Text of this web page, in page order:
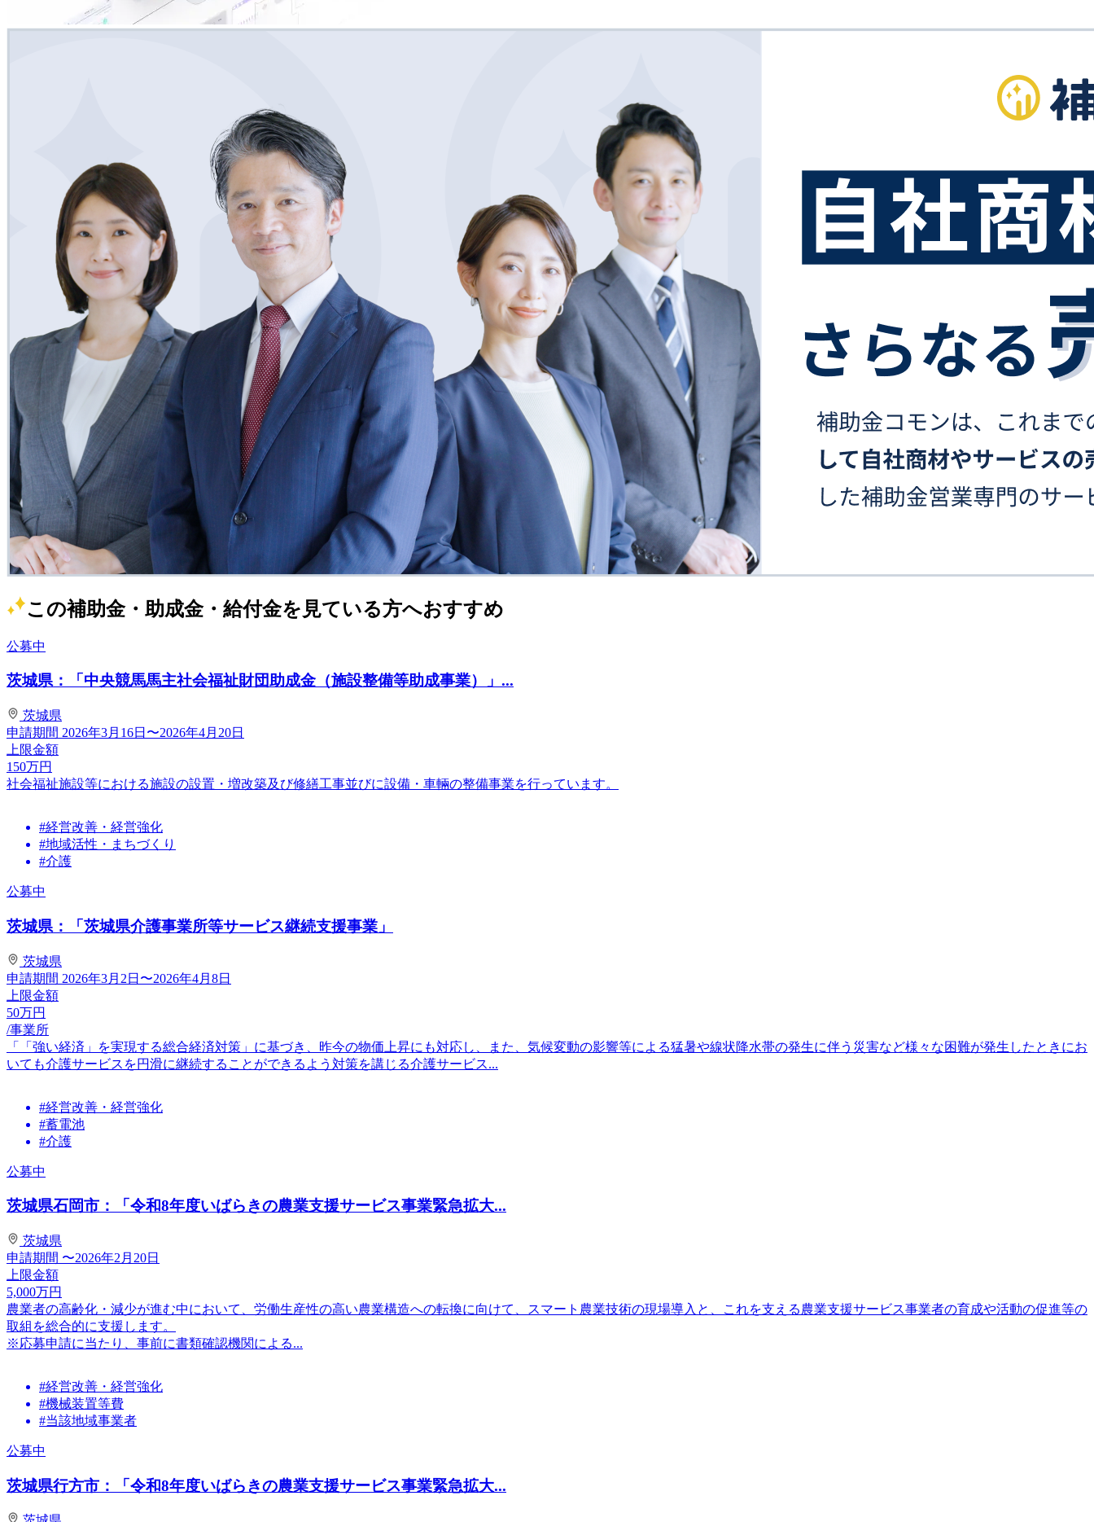
この補助金・助成金・給付金を見ている方へおすすめ
公募中
茨城県：「中央競馬馬主社会福祉財団助成金（施設整備等助成事業）」...
茨城県
申請期間 2026年3月16日〜2026年4月20日
上限金額
150万円
社会福祉施設等における施設の設置・増改築及び修繕工事並びに設備・車輛の整備事業を行っています。
#経営改善・経営強化
#地域活性・まちづくり
#介護
公募中
茨城県：「茨城県介護事業所等サービス継続支援事業」
茨城県
申請期間 2026年3月2日〜2026年4月8日
上限金額
50万円
/事業所
「「強い経済」を実現する総合経済対策」に基づき、昨今の物価上昇にも対応し、また、気候変動の影響等による猛暑や線状降水帯の発生に伴う災害など様々な困難が発生したときにお
いても介護サービスを円滑に継続することができるよう対策を講じる介護サービス...
#経営改善・経営強化
#蓄電池
#介護
公募中
茨城県石岡市：「令和8年度いばらきの農業支援サービス事業緊急拡大...
茨城県
申請期間 〜2026年2月20日
上限金額
5,000万円
農業者の⾼齢化・減少が進む中において、労働⽣産性の⾼い農業構造への転換に向けて、スマート農業技術の現場導⼊と、これを⽀える農業⽀援サービス事業者の育成や活動の促進等の
取組を総合的に⽀援します。
※応募申請に当たり、事前に書類確認機関による...
#経営改善・経営強化
#機械装置等費
#当該地域事業者
公募中
茨城県行方市：「令和8年度いばらきの農業支援サービス事業緊急拡大...